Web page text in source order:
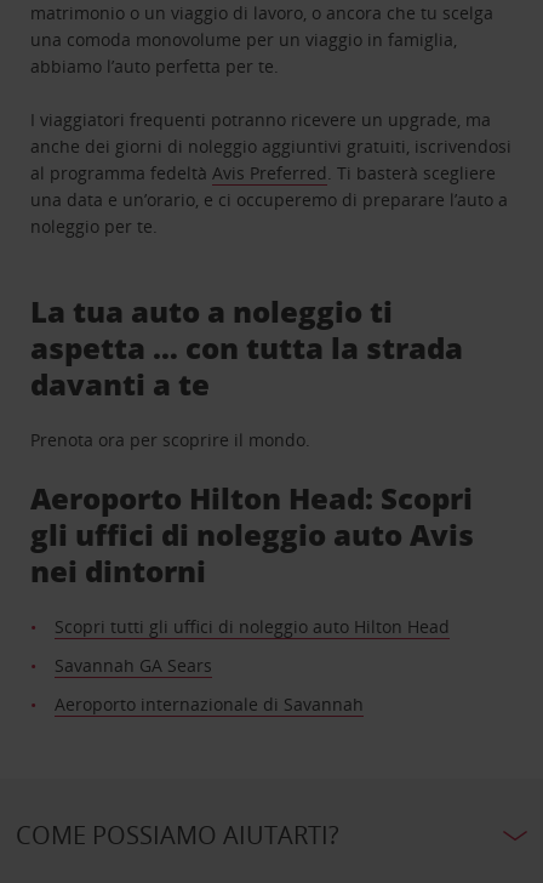
matrimonio o un viaggio di lavoro, o ancora che tu scelga
una comoda monovolume per un viaggio in famiglia,
abbiamo l’auto perfetta per te.
I viaggiatori frequenti potranno ricevere un upgrade, ma
anche dei giorni di noleggio aggiuntivi gratuiti, iscrivendosi
al programma fedeltàAvis Preferred. Ti basterà scegliere
una data e un’orario, e ci occuperemo di preparare l’auto a
noleggio per te.
La tua auto a noleggio ti
aspetta … con tutta la strada
davanti a te
Prenota ora per scoprire il mondo.
Aeroporto Hilton Head: Scopri
gli uffici di noleggio auto Avis
nei dintorni
Scopri tutti gli uffici di noleggio auto Hilton Head
Savannah GA Sears
Aeroporto internazionale di Savannah
COME POSSIAMO AIUTARTI?